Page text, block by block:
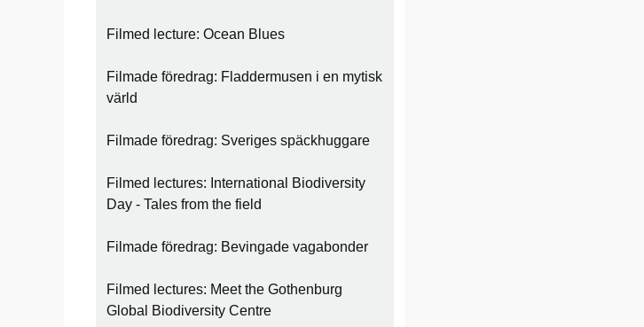
Filmed lecture: Ocean Blues
Filmade föredrag: Fladdermusen i en mytisk
värld
Filmade föredrag: Sveriges späckhuggare
Filmed lectures: International Biodiversity
Day - Tales from the field
Filmade föredrag: Bevingade vagabonder
Filmed lectures: Meet the Gothenburg
Global Biodiversity Centre